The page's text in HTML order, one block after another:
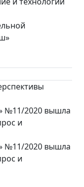
№11/2020 вышла
и
№11/2020 вышла
и